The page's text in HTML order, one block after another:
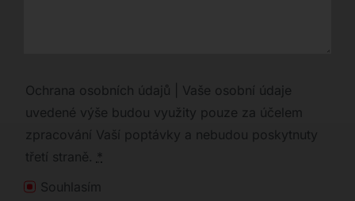
Ochrana osobních údajů | Vaše osobní údaje
uvedené výše budou využity pouze za účelem
zpracování Vaší poptávky a nebudou poskytnuty
třetí straně. *
Souhlasím